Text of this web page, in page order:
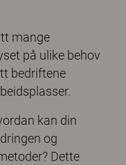
mange
på ulike behov
bedriftene
kan din
og
Dette